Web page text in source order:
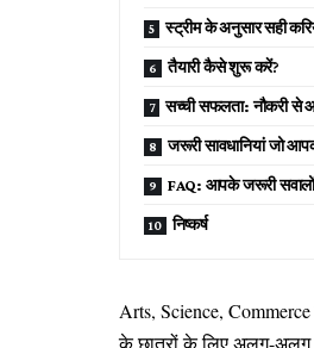
स्ट्रीम के अनुसार सही
तैयारी कैसे शुरू करें?
सच्ची सफलता: नौकरी से
जरूरी सावधानियां जो
FAQ: आपके जरूरी
निष्कर्ष
Arts, Science,
के छात्रों के लिए अलग-अलग